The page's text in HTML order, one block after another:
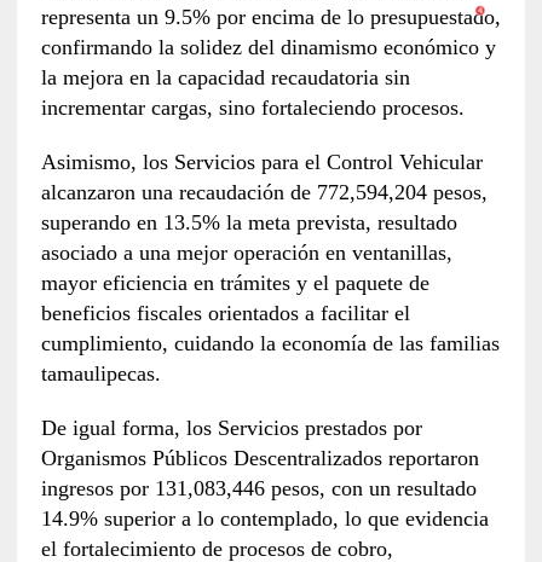
representa un 9.5% por encima de lo presupuestado,
confirmando la solidez del dinamismo económico y
la mejora en la capacidad recaudatoria sin
incrementar cargas, sino fortaleciendo procesos.
Asimismo, los Servicios para el Control Vehicular
alcanzaron una recaudación de 772,594,204 pesos,
superando en 13.5% la meta prevista, resultado
asociado a una mejor operación en ventanillas,
mayor eficiencia en trámites y el paquete de
beneficios fiscales orientados a facilitar el
cumplimiento, cuidando la economía de las familias
tamaulipecas.
De igual forma, los Servicios prestados por
Organismos Públicos Descentralizados reportaron
ingresos por 131,083,446 pesos, con un resultado
14.9% superior a lo contemplado, lo que evidencia
el fortalecimiento de procesos de cobro,